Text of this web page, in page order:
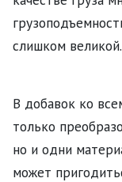
слишком великой.
В добавок ко
только
но и одни
может